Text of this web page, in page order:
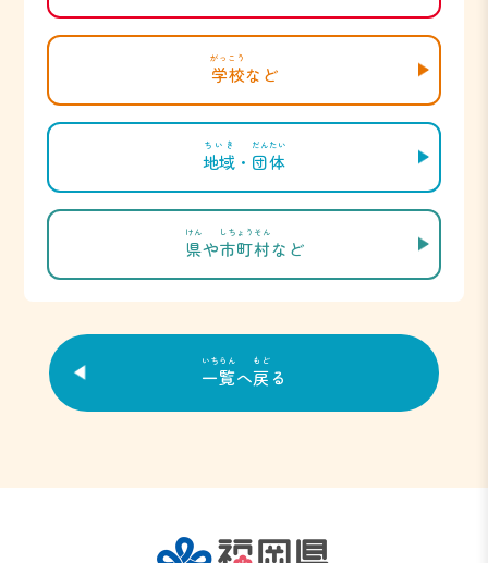
学校
がっこう
など
地域
ちいき
・ 団体
だんたい
県
けん
や市町村
しちょうそん
など
一覧
いちらん
へ戻
もど
る